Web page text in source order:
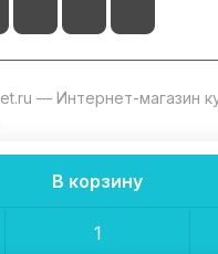
В корзину
— Интернет-магазин